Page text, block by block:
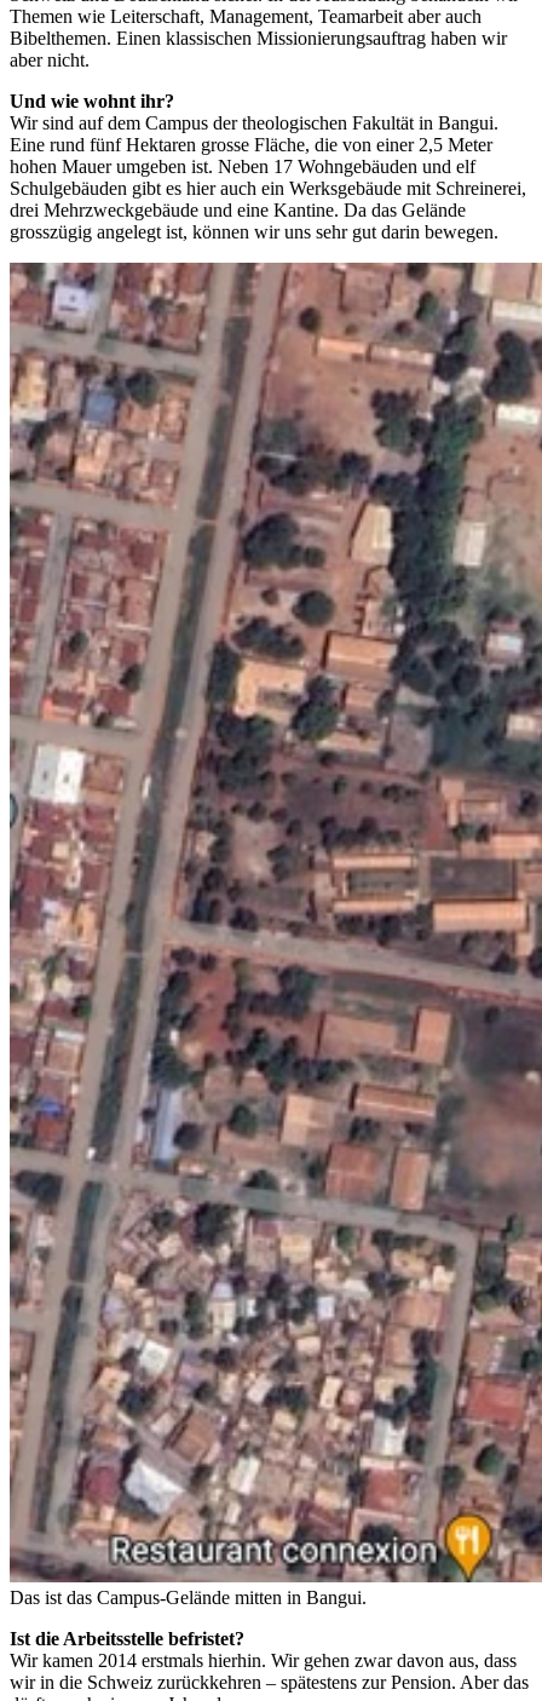
Themen wie Leiterschaft, Management, Teamarbeit aber auch
Bibelthemen. Einen klassischen Missionierungsauftrag haben wir
aber nicht.
Und wie wohnt ihr?
Wir sind auf dem Campus der theologischen Fakultät in Bangui.
Eine rund fünf Hektaren grosse Fläche, die von einer 2,5 Meter
hohen Mauer umgeben ist. Neben 17 Wohngebäuden und elf
Schulgebäuden gibt es hier auch ein Werksgebäude mit Schreinerei,
drei Mehrzweckgebäude und eine Kantine. Da das Gelände
grosszügig angelegt ist, können wir uns sehr gut darin bewegen.
Das ist das Campus-Gelände mitten in Bangui.
Ist die Arbeitsstelle befristet?
Wir kamen 2014 erstmals hierhin. Wir gehen zwar davon aus, dass
wir in die Schweiz zurückkehren – spätestens zur Pension. Aber das